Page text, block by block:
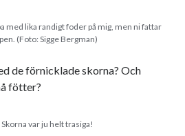
med lika randigt foder på mig, men ni fattar
(Foto: Sigge Bergman)
de förnicklade skorna? Och
fötter?
var ju helt trasiga!